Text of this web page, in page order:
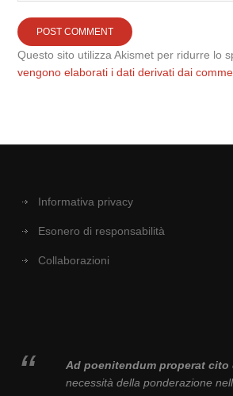
Questo sito utilizza Akismet per ridurre lo
vengono elaborati i dati derivati dai
Informativa privacy
Esonero di responsabilità
Collaborazioni
Ad poenitendum properat
necessità della ponderazione